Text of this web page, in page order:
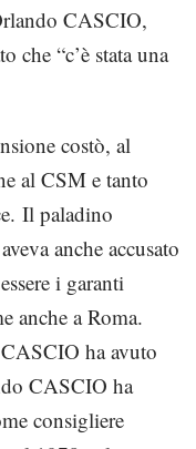
CASCIO,
che “c’è stata una
costò, al
al CSM e tanto
Il paladino
anche accusato
i garanti
anche a Roma.
ha avuto
CASCIO ha
consigliere